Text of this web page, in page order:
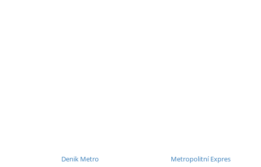
Denik Metro
Metropolitní Expres